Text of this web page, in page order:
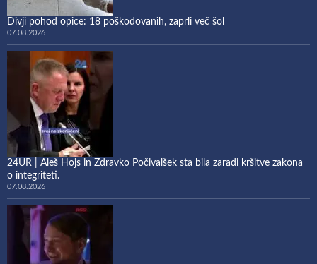
Divji pohod opice: 18 poškodovanih, zaprli več šol
07.08.2026
24UR | Aleš Hojs in Zdravko Počivalšek sta bila zaradi kršitve zakona
o integriteti.
07.08.2026